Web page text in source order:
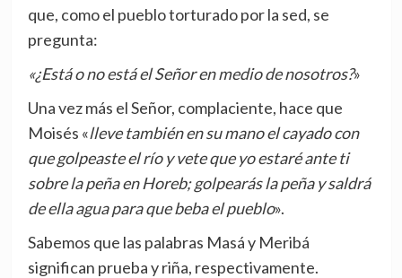
que, como el pueblo torturado por la sed, se
pregunta:
«¿Está o no está el Señor en medio de nosotros?»
Una vez más el Señor, complaciente, hace que
Moisés «lleve también en su mano el cayado con
que golpeaste el río y vete que yo estaré ante ti
sobre la peña en Horeb; golpearás la peña y saldrá
de ella agua para que beba el pueblo».
Sabemos que las palabras Masá y Meribá
significan prueba y riña, respectivamente.